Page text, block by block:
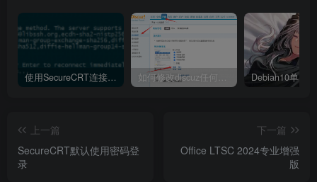
使用SecureCRT连接Ubuntu20.04报错：Key exchange failed. No compatible key exchange method. 如何修改discuz任何模板的编辑器默认字体类型和默认字体大小
上一篇
SecureCRT默认使用密码登
录
下一篇
Office LTSC 2024专业增强
版